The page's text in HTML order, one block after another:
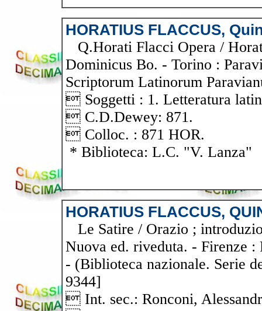
HORATIUS FLACCUS,
Q.Horati Flacci Opera /
Dominicus Bo. - Torino :
Scriptorum Latinorum
 Soggetti : 1. Letteratura
 C.D.Dewey: 871.
 Colloc. : 871 HOR.
* Biblioteca: L.C. "V. Lanza"
HORATIUS FLACCUS,
Le Satire / Orazio ;
Nuova ed. riveduta. - Firenze
- (Biblioteca nazionale. Serie
9344]
 Int. sec.: Ronconi,